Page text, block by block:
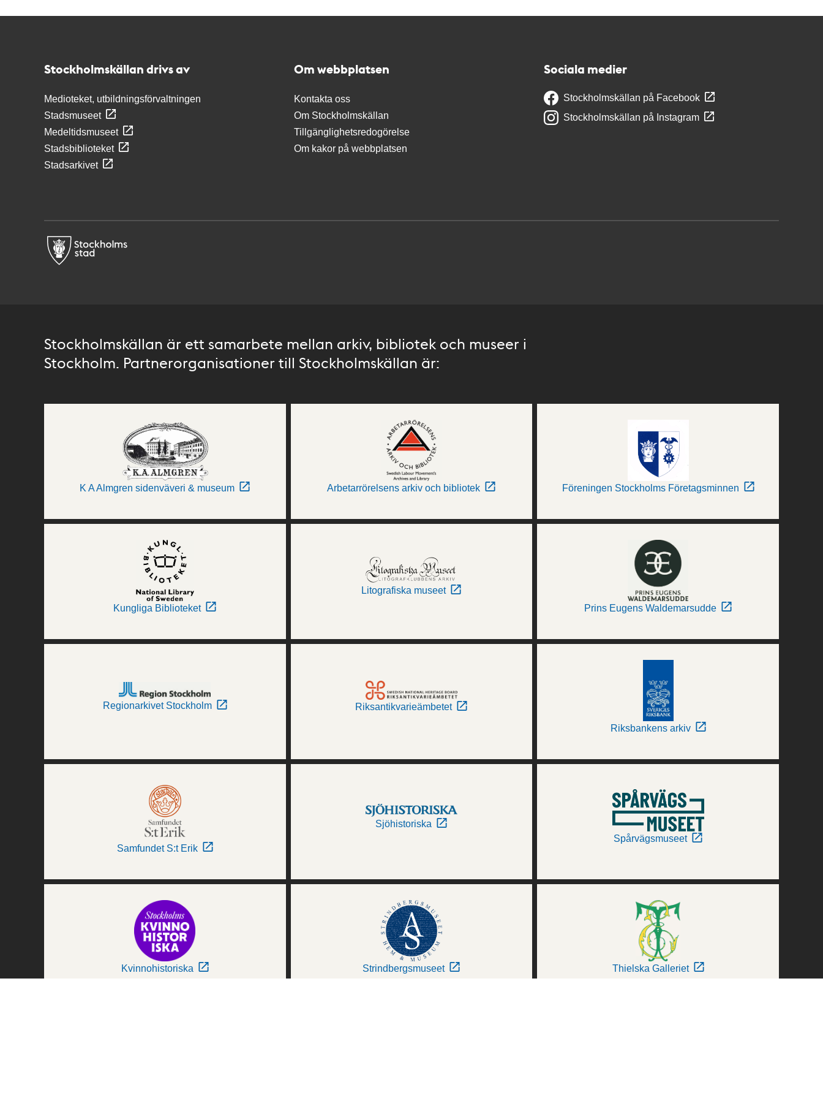
Stockholmskällan drivs av
Medioteket, utbildningsförvaltningen
Stadsmuseet
Medeltidsmuseet
Stadsbiblioteket
Stadsarkivet
Om webbplatsen
Kontakta oss
Om Stockholmskällan
Tillgänglighetsredogörelse
Om kakor på webbplatsen
Sociala medier
Stockholmskällan på Facebook
Stockholmskällan på Instagram
Stockholmskällan är ett samarbete mellan arkiv, bibliotek och museer i
Stockholm. Partnerorganisationer till Stockholmskällan är:
K A Almgren sidenväveri & museum Arbetarrörelsens arkiv och bibliotek Föreningen Stockholms Företagsminnen
Kungliga Biblioteket
Litografiska museet
Prins Eugens Waldemarsudde
Regionarkivet Stockholm Riksantikvarieämbetet
Riksbankens arkiv
Samfundet S:t Erik
Sjöhistoriska
Spårvägsmuseet
Kvinnohistoriska Strindbergsmuseet Thielska Galleriet